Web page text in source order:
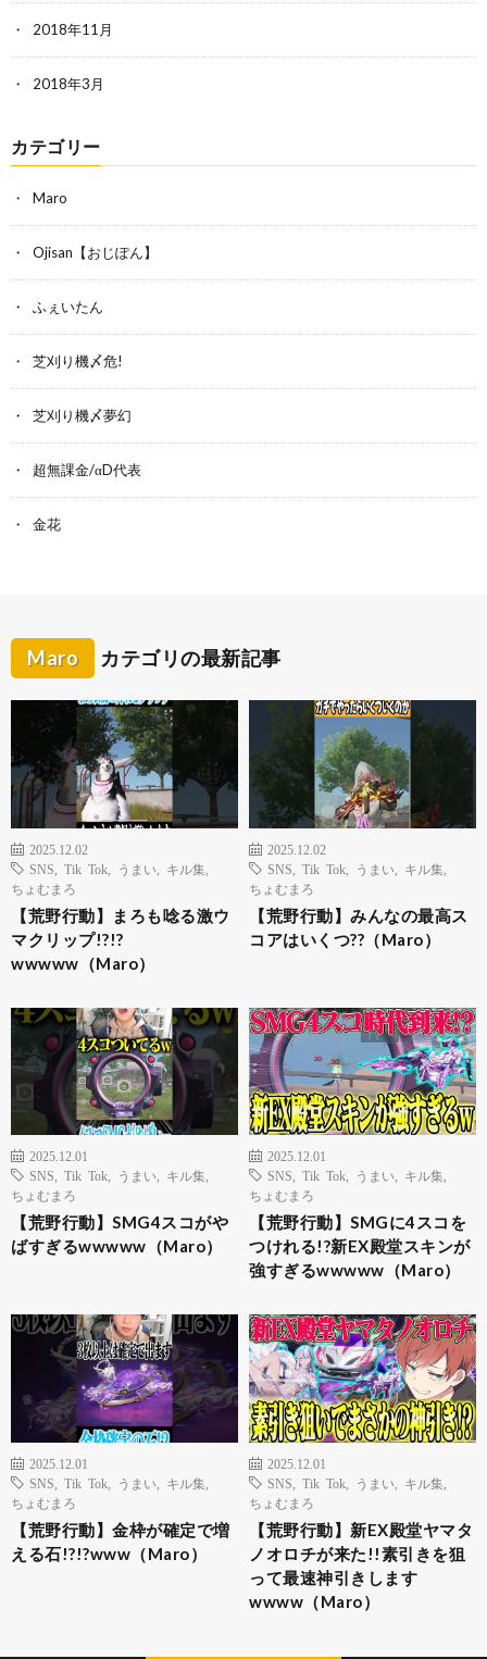
2018年11月
2018年3月
カテゴリー
Maro
Ojisan【おじぽん】
ふぇいたん
芝刈り機〆危!
芝刈り機〆夢幻
超無課金/αD代表
金花
Maro カテゴリの最新記事
2025.12.02
SNS
Tik Tok うまい キル集
ちょむまろ
【荒野行動】まろも唸る激ウ
マクリップ!?!?
wwwww（Maro）
2025.12.02
SNS
Tik Tok うまい キル集
ちょむまろ
【荒野行動】みんなの最高ス
コアはいくつ??（Maro）
2025.12.01
SNS
Tik Tok うまい キル集
ちょむまろ
【荒野行動】SMG4スコがや
ばすぎるwwwww（Maro）
2025.12.01
SNS
Tik Tok うまい キル集
ちょむまろ
【荒野行動】SMGに4スコを
つけれる!?新EX殿堂スキンが
強すぎるwwwww（Maro）
2025.12.01
SNS
Tik Tok うまい キル集
ちょむまろ
【荒野行動】金枠が確定で増
える石!?!?www（Maro）
2025.12.01
SNS
Tik Tok うまい キル集
ちょむまろ
【荒野行動】新EX殿堂ヤマタ
ノオロチが来た!!素引きを狙
って最速神引きします
wwww（Maro）